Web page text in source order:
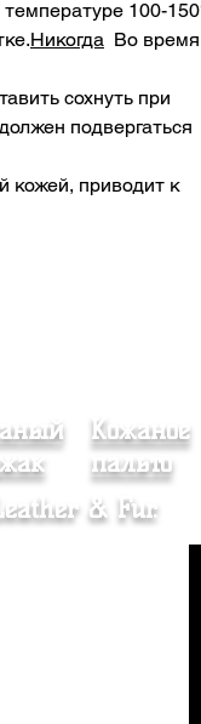
температуре 100-
Никогда Во время
сохнуть при
подвергаться
кожей, приводит к
Кожаное
пальто
& Fur.